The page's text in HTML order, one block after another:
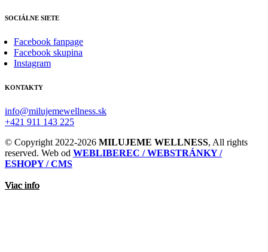
Viac info
Viac info
Viac info
Viac info
Viac info
Viac info
SOCIÁLNE SIETE
Facebook fanpage
Facebook skupina
Instagram
KONTAKTY
info@milujemewellness.sk
+421 911 143 225
© Copyright 2022-2026 MILUJEME WELLNESS, All rights
reserved. Web od WEBLIBEREC / WEBSTRÁNKY /
ESHOPY / CMS